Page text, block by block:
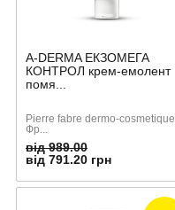
A-DERMA ЕКЗОМЕГА
КОНТРОЛ крем-емолент
помя...
Pierre fabre dermo-cosmetique
Фр...
від 989.00
від 791.20 грн